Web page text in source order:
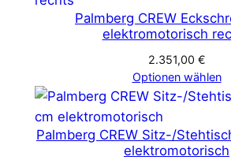
Palmberg CREW
elektromotorisch
2.351,00 €
Optionen wählen
Palmberg CREW Sitz-/
elektromotorisch